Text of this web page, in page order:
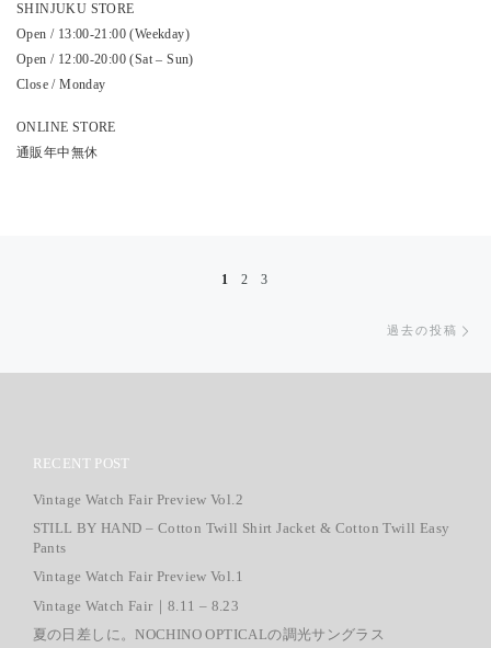
SHINJUKU STORE
Open / 13:00-21:00 (Weekday)
Open / 12:00-20:00 (Sat – Sun)
Close / Monday
ONLINE STORE
通販年中無休
1 2 3
過去の投稿
RECENT POST
Vintage Watch Fair Preview Vol.2
STILL BY HAND – Cotton Twill Shirt Jacket & Cotton Twill Easy
Pants
Vintage Watch Fair Preview Vol.1
Vintage Watch Fair｜8.11 – 8.23
夏の日差しに。NOCHINO OPTICALの調光サングラス